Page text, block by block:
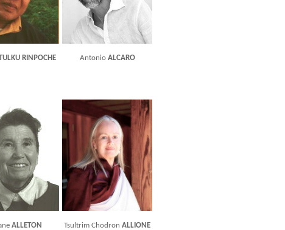
RINPOCHE Antonio ALCARO
ALLETON Tsultrim ChodronALLIONE